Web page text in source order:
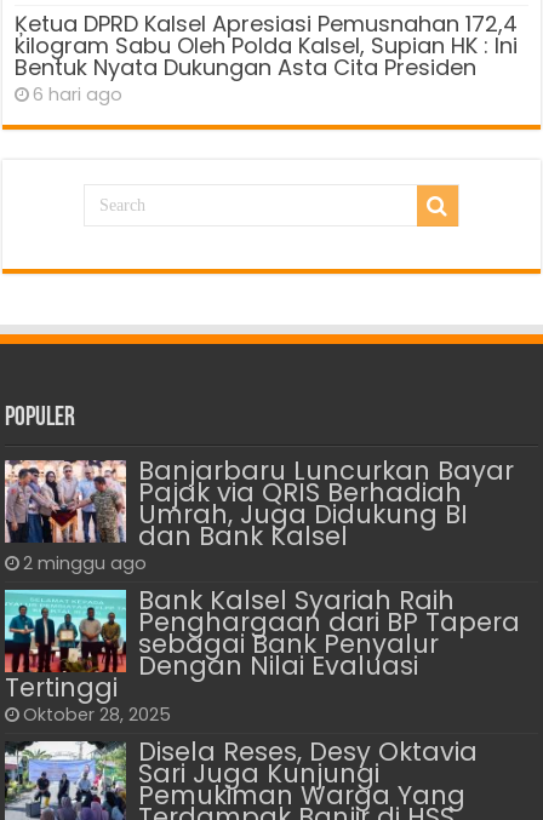
Ķetua DPRD Kalsel Apresiasi Pemusnahan 172,4
kilogram Sabu Oleh Polda Kalsel, Supian HK : Ini
Bentuk Nyata Dukungan Asta Cita Presiden
6 hari ago
Populer
Banjarbaru Luncurkan Bayar
Pajak via QRIS Berhadiah
Umrah, Juga Didukung BI
dan Bank Kalsel
2 minggu ago
Bank Kalsel Syariah Raih
Penghargaan dari BP Tapera
sebagai Bank Penyalur
Dengan Nilai Evaluasi
Tertinggi
Oktober 28, 2025
Disela Reses, Desy Oktavia
Sari Juga Kunjungi
Pemukiman Warga Yang